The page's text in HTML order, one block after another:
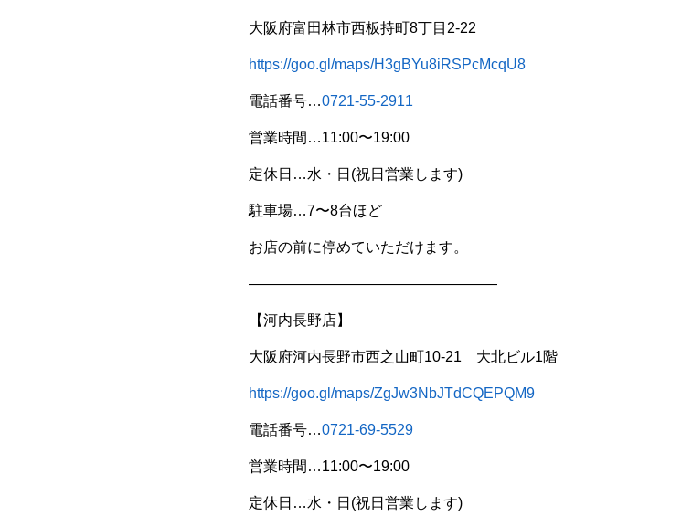
大阪府富田林市西板持町8丁目2-22
https://goo.gl/maps/H3gBYu8iRSPcMcqU8
電話番号…0721-55-2911
営業時間…11:00〜19:00
定休日…水・日(祝日営業します)
駐車場…7〜8台ほど
お店の前に停めていただけます。
—————————————————
【河内長野店】
大阪府河内長野市西之山町10-21 大北ビル1階
https://goo.gl/maps/ZgJw3NbJTdCQEPQM9
電話番号…0721-69-5529
営業時間…11:00〜19:00
定休日…水・日(祝日営業します)